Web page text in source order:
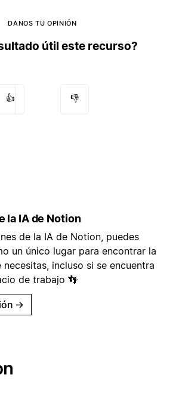
DANOS TU OPINIÓN
útil este recurso?
👍 👎
la IA de Notion
de la IA de Notion, puedes
un único lugar para encontrar la
incluso si se encuentra
de trabajo 👣
→